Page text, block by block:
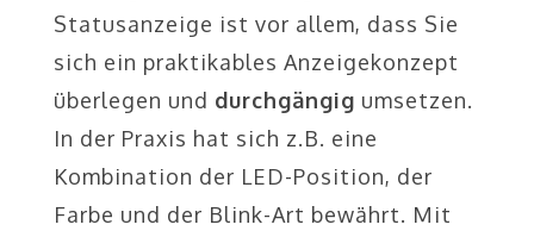
Statusanzeige ist vor allem, dass Sie
sich ein praktikables Anzeigekonzept
überlegen und durchgängig umsetzen.
In der Praxis hat sich z.B. eine
Kombination der LED-Position, der
Farbe und der Blink-Art bewährt. Mit